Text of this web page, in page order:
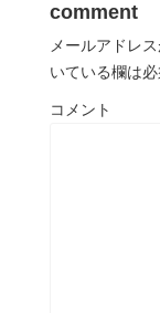
comment
メールアドレ
いている欄は
コメント